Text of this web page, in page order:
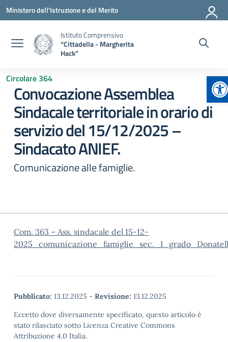
Vai ai contenuti
Vai al menu di navigazione
Vai al footer
Ministero dell'Istruzione e del Merito
Istituto Comprensivo
“Cittadella - Margherita
Hack”
Circolare 364
Convocazione Assemblea
Sindacale territoriale in orario di
servizio del 15/12/2025 –
Sindacato ANIEF.
Comunicazione alle famiglie.
Com. 363 – Ass. sindacale del 15-12-
Pubblicato: 13.12.2025 - Revisione: 13.12.2025
Eccetto dove diversamente specificato, questo articolo è
stato rilasciato sotto Licenza Creative Commons
Attribuzione 4.0 Italia.